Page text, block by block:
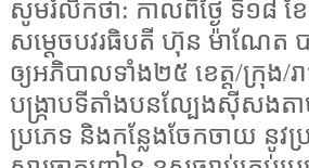
សូមរំលឹកថា: កាលពីថ្ងៃ ទី១៨ ខែ
សម្តេចបវរធិបតី ហ៊ុន ម៉ាណែត ប
ឲ្យអភិបាលទាំង២៥ ខេត្ត/ក្រុង/រ
បង្រ្កាបទីតាំងបនល្បែងស៊ីសង
ប្រភេទ និងកន្លែងចែកចាយ នូវប្